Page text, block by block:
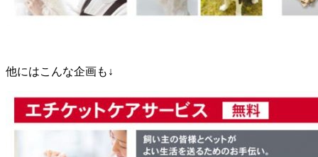
他にはこんな企画も↓